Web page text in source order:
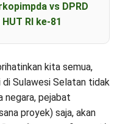
vs DPRD
RI ke-81
kita semua,
di Sulawesi Selatan tidak
negara, pejabat
proyek) saja, akan